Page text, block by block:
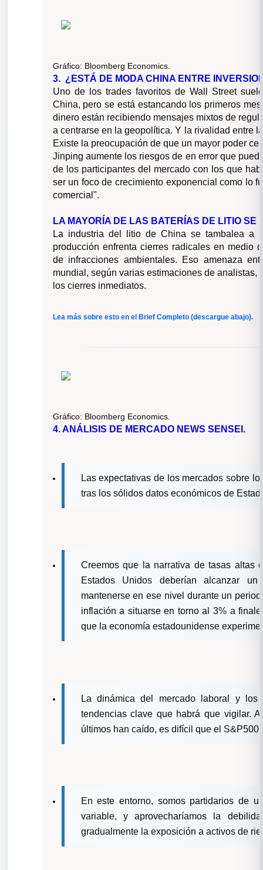
Gráfico: Bloomberg Economics.
3. ¿ESTÁ DE MODA CHINA ENTRE
Uno de los trades favoritos de Wall Street
China, pero se está estancando los primeros
dinero están recibiendo mensajes mixtos de
a centrarse en la geopolítica. Y la rivalidad entre
Existe la preocupación de que un mayor poder
Jinping aumente los riesgos de en error que
de los participantes del mercado con los que
ser un foco de crecimiento exponencial como lo
comercial".
LA MAYORÍA DE LAS BATERÍAS DE LITIO SE
La industria del litio de China se tambalea a
producción enfrenta cierres radicales en medio
de infracciones ambientales.
Eso amenaza
mundial, según varias estimaciones de analistas,
los cierres inmediatos.
Lea más sobre esto en el Brief Completo (descargue abajo).
Gráfico: Bloomberg Economics.
4. ANÁLISIS DE MERCADO NEWS SENSEI .
Las expectativas de los mercados sobre
tras los sólidos datos económicos de
Creemos que la narrativa de tasas altas
Estados Unidos deberían alcanzar
mantenerse en ese nivel durante un
inflación a situarse en torno al 3% a
que la economía estadounidense
La dinámica del mercado laboral y los
tendencias clave que habrá que vigilar.
últimos han caído, es difícil que el S&P500
En este entorno, somos partidarios de
variable, y aprovecharíamos la
gradualmente la exposición a activos de